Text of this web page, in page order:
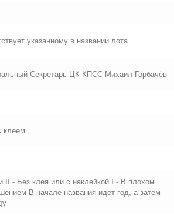
указанному в названии лота
Секретарь ЦК КПСС Михаил Горбачёв
клеем
II - Без клея или с наклейкой I - В плохом
В начале названия идет год, а затем